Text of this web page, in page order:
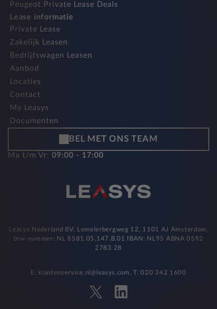
Peugeot Private Lease Deals
Lease informatie
Private Lease
Zakelijk Leasen
Bedrijfswagen Leasen
Aanbod
Locaties
Contact
My Leasys
Documenten
BEL MET ONS TEAM
Ma t/m Vr: 09:00 - 17:00
Leasys Nederland BV, Lemelerbergweg 12, 1101 AJ Amsterdam,
btw-nummer: NL 8581.05.147.B.01 IBAN: NL95 ABNA 0592
2783 28
E: klantenservice.nl@leasys.com, T: 020 342 1600